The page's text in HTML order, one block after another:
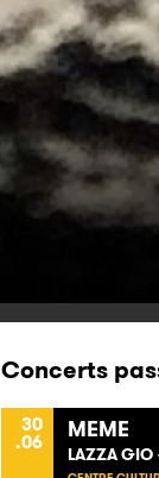
Concerts
30
.06 MEME
LAZZA GIO